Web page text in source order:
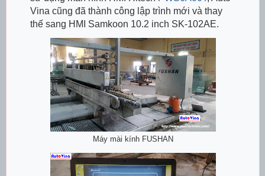
Vina cũng đã thành công lập trình mới và thay
thế sang HMI Samkoon 10.2 inch SK-102AE.
Máy mài kính FUSHAN